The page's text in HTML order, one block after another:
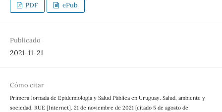
PDF ePub
Publicado
2021-11-21
Cómo citar
Primera Jornada de Epidemiología y Salud Pública en Uruguay. Salud, ambiente y
sociedad. RUE [Internet]. 21 de noviembre de 2021 [citado 5 de agosto de